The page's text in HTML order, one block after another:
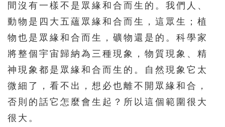
166 167 168 169 170
171 172 173 174 175
176 177 178 179 180
181 182 183 184 185
186 187 188 189 190
間沒有一樣不是眾緣和合而生的。我們人、
動物是四大五蘊眾緣和合而生，這眾生；植
物也是眾緣和合而生，礦物還是的。科學家
將整個宇宙歸納為三種現象，物質現象、精
神現象都是眾緣和合而生的。自然現象它太
微細了，看不出，想必也離不開眾緣和合，
否則的話它怎麼會生起？所以這個範圍很大
很大。